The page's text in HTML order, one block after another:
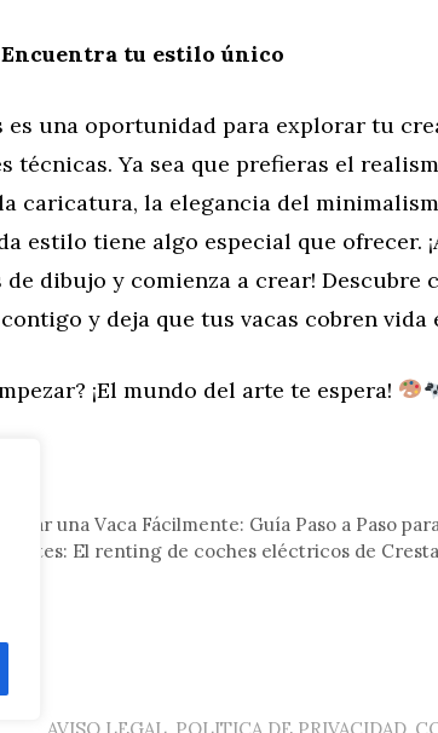
tu estilo único
es una oportunidad para explorar tu
técnicas. Ya sea que prefieras el
caricatura, la elegancia del
estilo tiene algo especial que ofrecer.
dibujo y comienza a crear! Descubre
y deja que tus vacas cobren vida
¡El mundo del arte te espera!
una Vaca Fácilmente: Guía Paso a Paso
El renting de coches eléctricos de